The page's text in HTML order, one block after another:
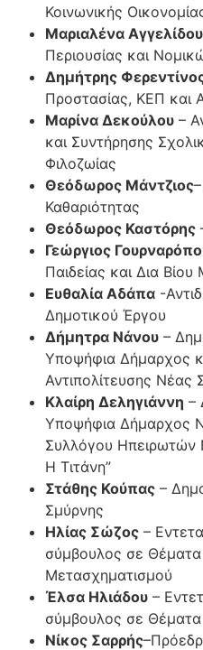
Κοινωνικής
Μαριαλένα Αγγελίδου
Περιουσίας και
Δημήτρης
Προστασίας, ΚΕΠ και
Μαρίνα Δεκούλου –
και Συντήρησης
Φιλοζωίας
Θεόδωρος Μάντζιος
Καθαριότητας
Θεόδωρος Καστόρης
Γεώργιος
Παιδείας και Δια
Ευθαλία Αδάπα -
Δημοτικού Έργου
Δήμητρα Νάνου –
Υποψήφια Δήμαρχος
Αντιπολίτευσης Νέας
Κλαίρη Δεληγιάννη –
Υποψήφια Δήμαρχος
Συλλόγου Ηπειρωτών
Η Τιτάνη”
Στάθης Κούπας –
Σμύρνης
Ηλίας Σώζος –
σύμβουλος σε
Μετασχηματισμού
Έλσα Ηλιάδου –
σύμβουλος σε Θέματα
Νίκος Σαρρής